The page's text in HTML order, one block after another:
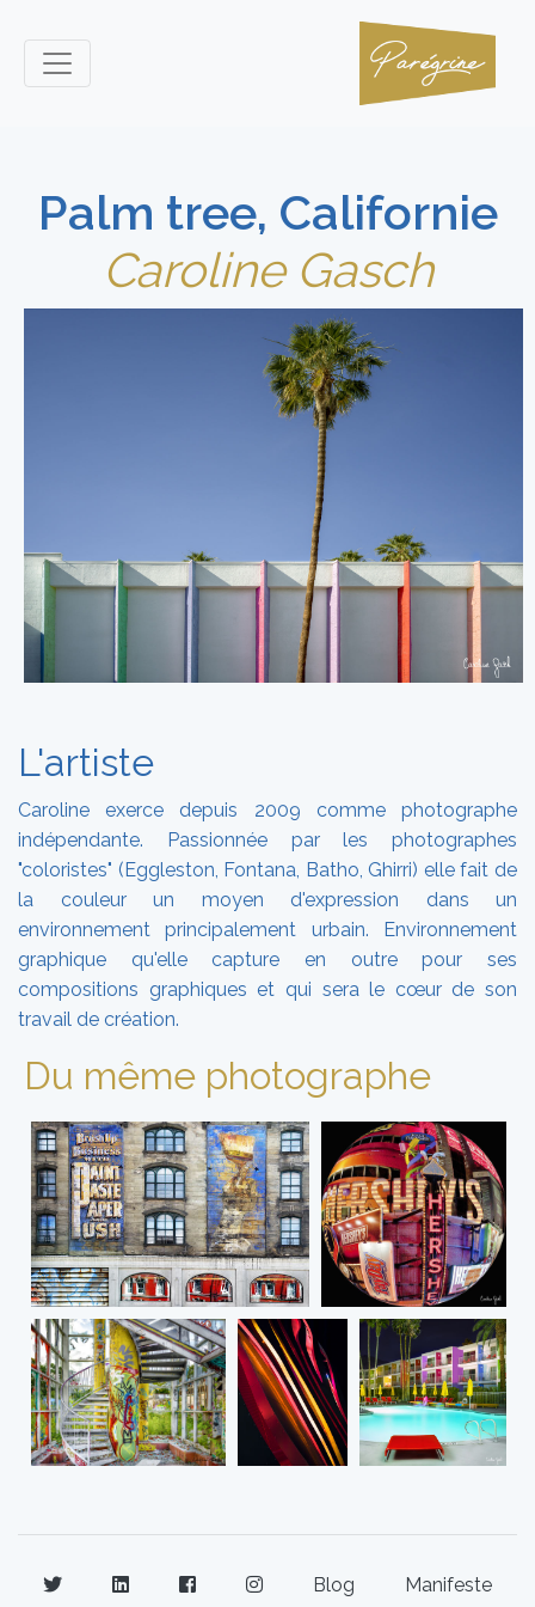
Palm tree, Californie
Caroline Gasch
L'artiste
Caroline exerce depuis 2009 comme photographe
indépendante. Passionnée par les photographes
"coloristes" (Eggleston, Fontana, Batho, Ghirri) elle fait de
la couleur un moyen d'expression dans un
environnement principalement urbain. Environnement
graphique qu'elle capture en outre pour ses
compositions graphiques et qui sera le cœur de son
travail de création.
Du même photographe
Blog Manifeste